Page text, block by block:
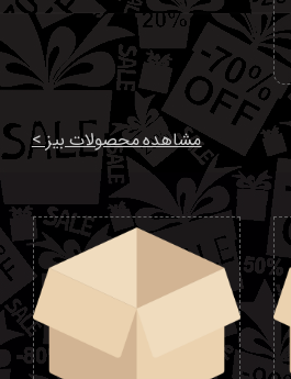
مشاهده محصولات بیز >